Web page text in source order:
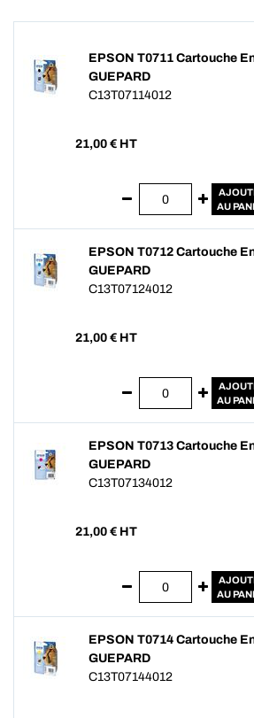
EPSON T0711 Cartouche
GUEPARD
C13T07114012
21,00 € HT
AU
EPSON T0712 Cartouche
GUEPARD
C13T07124012
21,00 € HT
AU
EPSON T0713 Cartouche
GUEPARD
C13T07134012
21,00 € HT
AU
EPSON T0714 Cartouche
GUEPARD
C13T07144012